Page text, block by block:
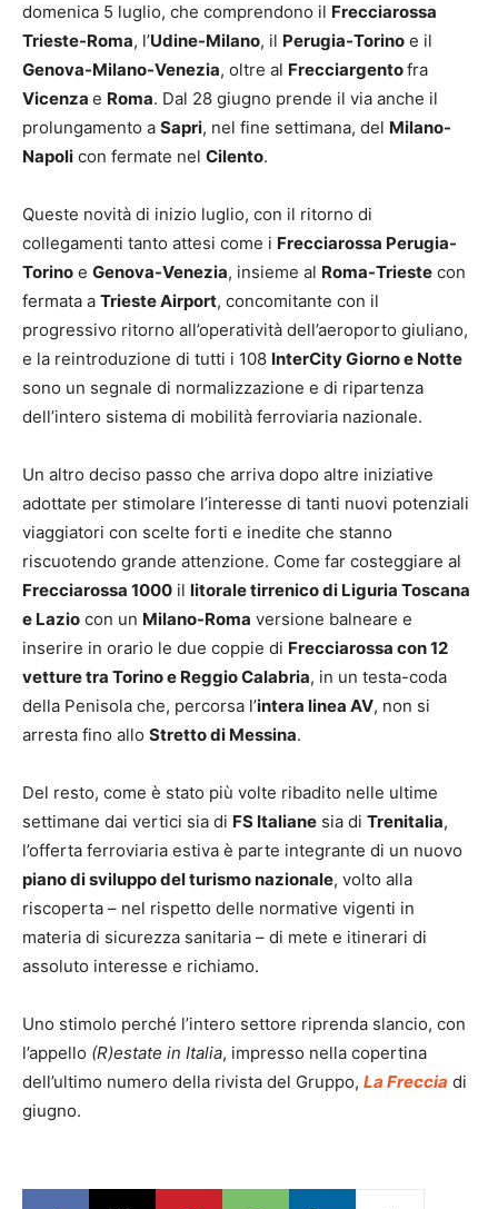
domenica 5 luglio, che comprendono il Frecciarossa
Trieste-Roma, l’Udine-Milano, il Perugia-Torino e il
Genova-Milano-Venezia, oltre al Frecciargentofra
Vicenza e Roma. Dal 28 giugno prende il via anche il
prolungamento a Sapri, nel fine settimana, del Milano-
Napoli con fermate nel Cilento.
Queste novità di inizio luglio, con il ritorno di
collegamenti tanto attesi come i Frecciarossa Perugia-
Torino e Genova-Venezia, insieme al Roma-Trieste con
fermata a Trieste Airport, concomitante con il
progressivo ritorno all’operatività dell’aeroporto giuliano,
e la reintroduzione di tutti i 108 InterCity Giorno e Notte
sono un segnale di normalizzazione e di ripartenza
dell’intero sistema di mobilità ferroviaria nazionale.
Un altro deciso passo che arriva dopo altre iniziative
adottate per stimolare l’interesse di tanti nuovi potenziali
viaggiatori con scelte forti e inedite che stanno
riscuotendo grande attenzione. Come far costeggiare al
Frecciarossa 1000 il litorale tirrenico di Liguria Toscana
e Lazio con un Milano-Roma versione balneare e
inserire in orario le due coppie di Frecciarossa con 12
vetture tra Torino e Reggio Calabria, in un testa-coda
della Penisola che, percorsa l’intera linea AV, non si
arresta fino allo Stretto di Messina.
Del resto, come è stato più volte ribadito nelle ultime
settimane dai vertici sia di FS Italiane sia di Trenitalia,
l’offerta ferroviaria estiva è parte integrante di un nuovo
piano di sviluppo del turismo nazionale, volto alla
riscoperta – nel rispetto delle normative vigenti in
materia di sicurezza sanitaria – di mete e itinerari di
assoluto interesse e richiamo.
Uno stimolo perché l’intero settore riprenda slancio, con
l’appello (R)estate in Italia, impresso nella copertina
dell’ultimo numero della rivista del Gruppo, La Freccia di
giugno.